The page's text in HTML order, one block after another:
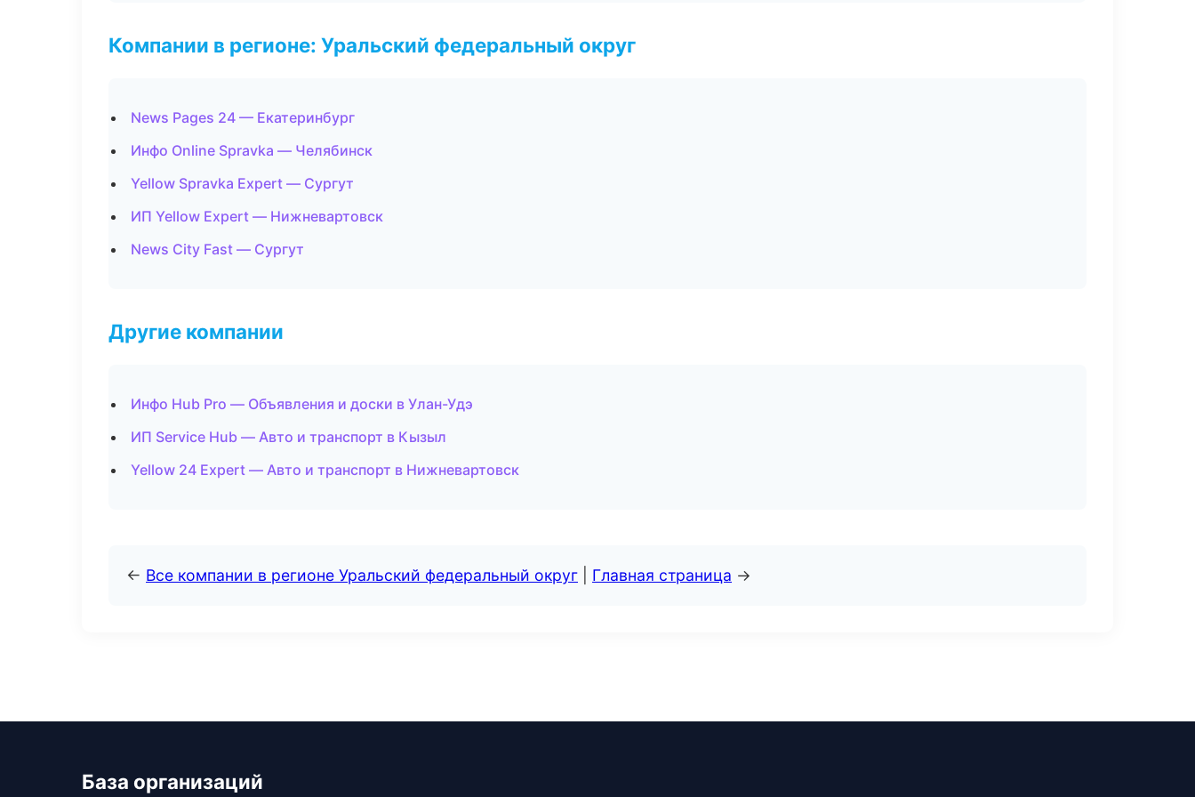
Компании в регионе: Уральский федеральный округ
News Pages 24 — Екатеринбург
Инфо Online Spravka — Челябинск
Yellow Spravka Expert — Сургут
ИП Yellow Expert — Нижневартовск
News City Fast — Сургут
Другие компании
Инфо Hub Pro — Объявления и доски в Улан-Удэ
ИП Service Hub — Авто и транспорт в Кызыл
Yellow 24 Expert — Авто и транспорт в Нижневартовск
← Все компании в регионе Уральский федеральный округ Главная страница →
База организаций